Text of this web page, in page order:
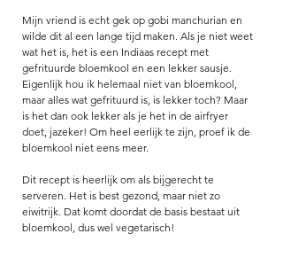
Mijn vriend is echt gek op gobi manchurian en
wilde dit al een lange tijd maken. Als je niet weet
wat het is, het is een Indiaas recept met
gefrituurde bloemkool en een lekker sausje.
Eigenlijk hou ik helemaal niet van bloemkool,
maar alles wat gefrituurd is, is lekker toch? Maar
is het dan ook lekker als je het in de airfryer
doet, jazeker! Om heel eerlijk te zijn, proef ik de
bloemkool niet eens meer.
Dit recept is heerlijk om als bijgerecht te
serveren. Het is best gezond, maar niet zo
eiwitrijk. Dat komt doordat de basis bestaat uit
bloemkool, dus wel vegetarisch!